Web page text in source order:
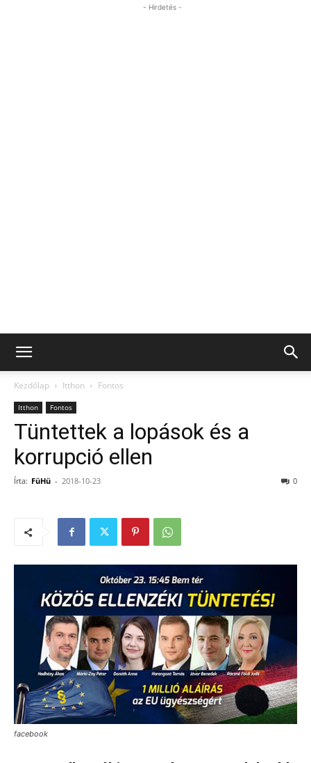
- Hirdetés -
Kezdőlap Itthon Fontos
Itthon Fontos
Tüntettek a lopások és a
korrupció ellen
Írta: FüHü - 2018-10-23 0
facebook